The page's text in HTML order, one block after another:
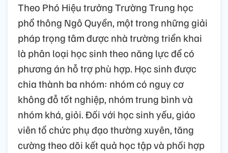
Theo Phó Hiệu trưởng Trường Trung học
phổ thông Ngô Quyền, một trong những giải
pháp trọng tâm được nhà trường triển khai
là phân loại học sinh theo năng lực để có
phương án hỗ trợ phù hợp. Học sinh được
chia thành ba nhóm: nhóm có nguy cơ
không đỗ tốt nghiệp, nhóm trung bình và
nhóm khá, giỏi. Đối với học sinh yếu, giáo
viên tổ chức phụ đạo thường xuyên, tăng
cường theo dõi kết quả học tập và phối hợp